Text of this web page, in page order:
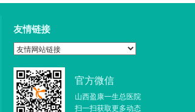
友情链接
官方微信
山西盈康一生总医院
扫一扫获取更多动态